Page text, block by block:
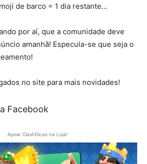
de barco = 1 dia restante…
por aí, que a comunidade deve
amanhã! Especula-se que seja o
no site para mais novidades!
Facebook
Apoie ClashDicas na Loja!